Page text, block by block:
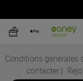
Conditions générales
contacter|